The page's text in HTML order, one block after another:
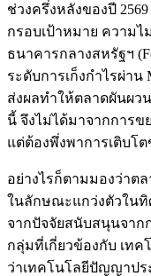
ช่วงครึ่งหลังของปี
กรอบเป้าหมาย ความ
ธนาคารกลางสหรัฐฯ
ระดับการเก็งกำไรผ่าน
ส่งผลทำให้ตลาดผันผว
นี้ จึงไม่ได้มาจากการข
แต่ต้องพึ่งพาการเติบโ
อย่างไรก็ตามมองว่าต
ในลักษณะแกว่งตัวในทิศ
จากปัจจัยสนับสนุนจาก
กลุ่มที่เกี่ยวข้องกับ เท
ว่าเทคโนโลยีปัญญาปร